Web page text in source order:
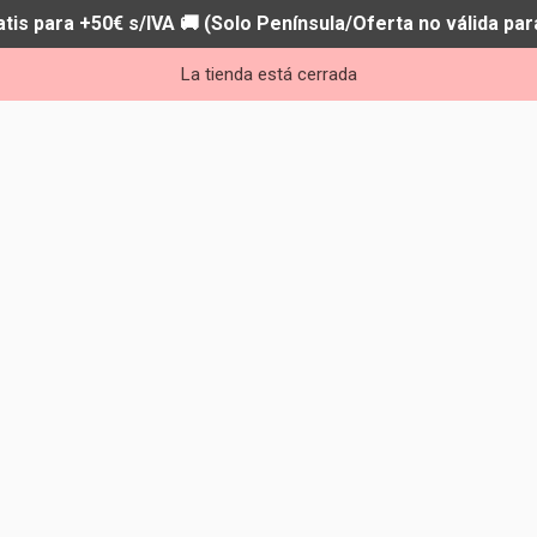
para +50€ s/IVA 🚚 (Solo Península/Oferta no válida
La tienda está cerrada